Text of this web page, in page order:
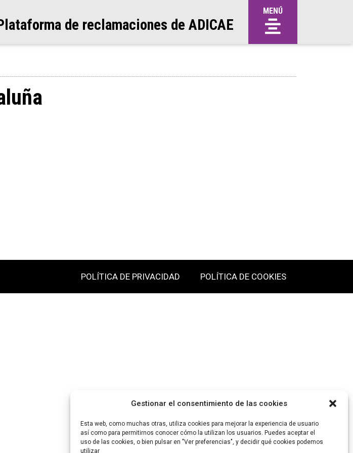
Gestionar el consentimiento de las cookies
Esta web, como muchas otras, utiliza cookies para mejorar la experiencia de usuario
así como para permitirnos conocer cómo la utilizan los usuarios. Puedes aceptar el
uso de las cookies, o bien pulsar en "Ver preferencias", y decidir qué cookies podemos
utilizar
de reclamaciones de ADICAE
MENÚ
POLÍTICA DE PRIVACIDAD POLÍTICA DE COOKIES